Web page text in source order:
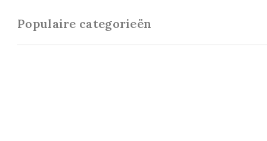
Populaire categorieën